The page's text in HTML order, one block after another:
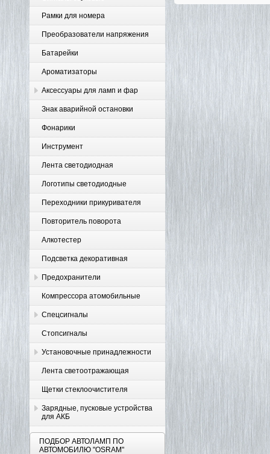
Рамки для номера
Преобразователи напряжения
Батарейки
Ароматизаторы
Аксессуары для ламп и фар
Знак аварийной остановки
Фонарики
Инструмент
Лента светодиодная
Логотипы светодиодные
Переходники прикуривателя
Повторитель поворота
Алкотестер
Подсветка декоративная
Предохранители
Компрессора атомобильные
Спецсигналы
Стопсигналы
Установочные принадлежности
Лента светоотражающая
Щетки стеклоочистителя
Зарядные, пусковые устройства
для АКБ
ПОДБОР АВТОЛАМП ПО
АВТОМОБИЛЮ "OSRAM"